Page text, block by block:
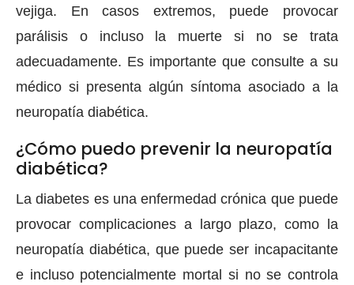
vejiga. En casos extremos, puede provocar
parálisis o incluso la muerte si no se trata
adecuadamente. Es importante que consulte a su
médico si presenta algún síntoma asociado a la
neuropatía diabética.
¿Cómo puedo prevenir la neuropatía
diabética?
La diabetes es una enfermedad crónica que puede
provocar complicaciones a largo plazo, como la
neuropatía diabética, que puede ser incapacitante
e incluso potencialmente mortal si no se controla